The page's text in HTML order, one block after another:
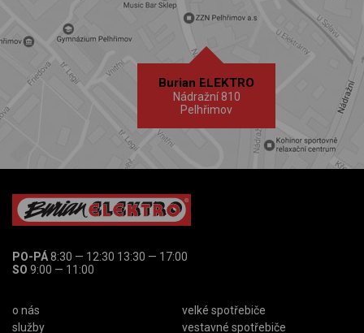
Burian ELEKTRO
Nádražní 810
Pelhřimov
PO-PÁ8:30 — 12:30 13:30 — 17:00
SO 9:00 — 11:00
o nás
služby
velké spotřebiče
vestavné spotřebiče